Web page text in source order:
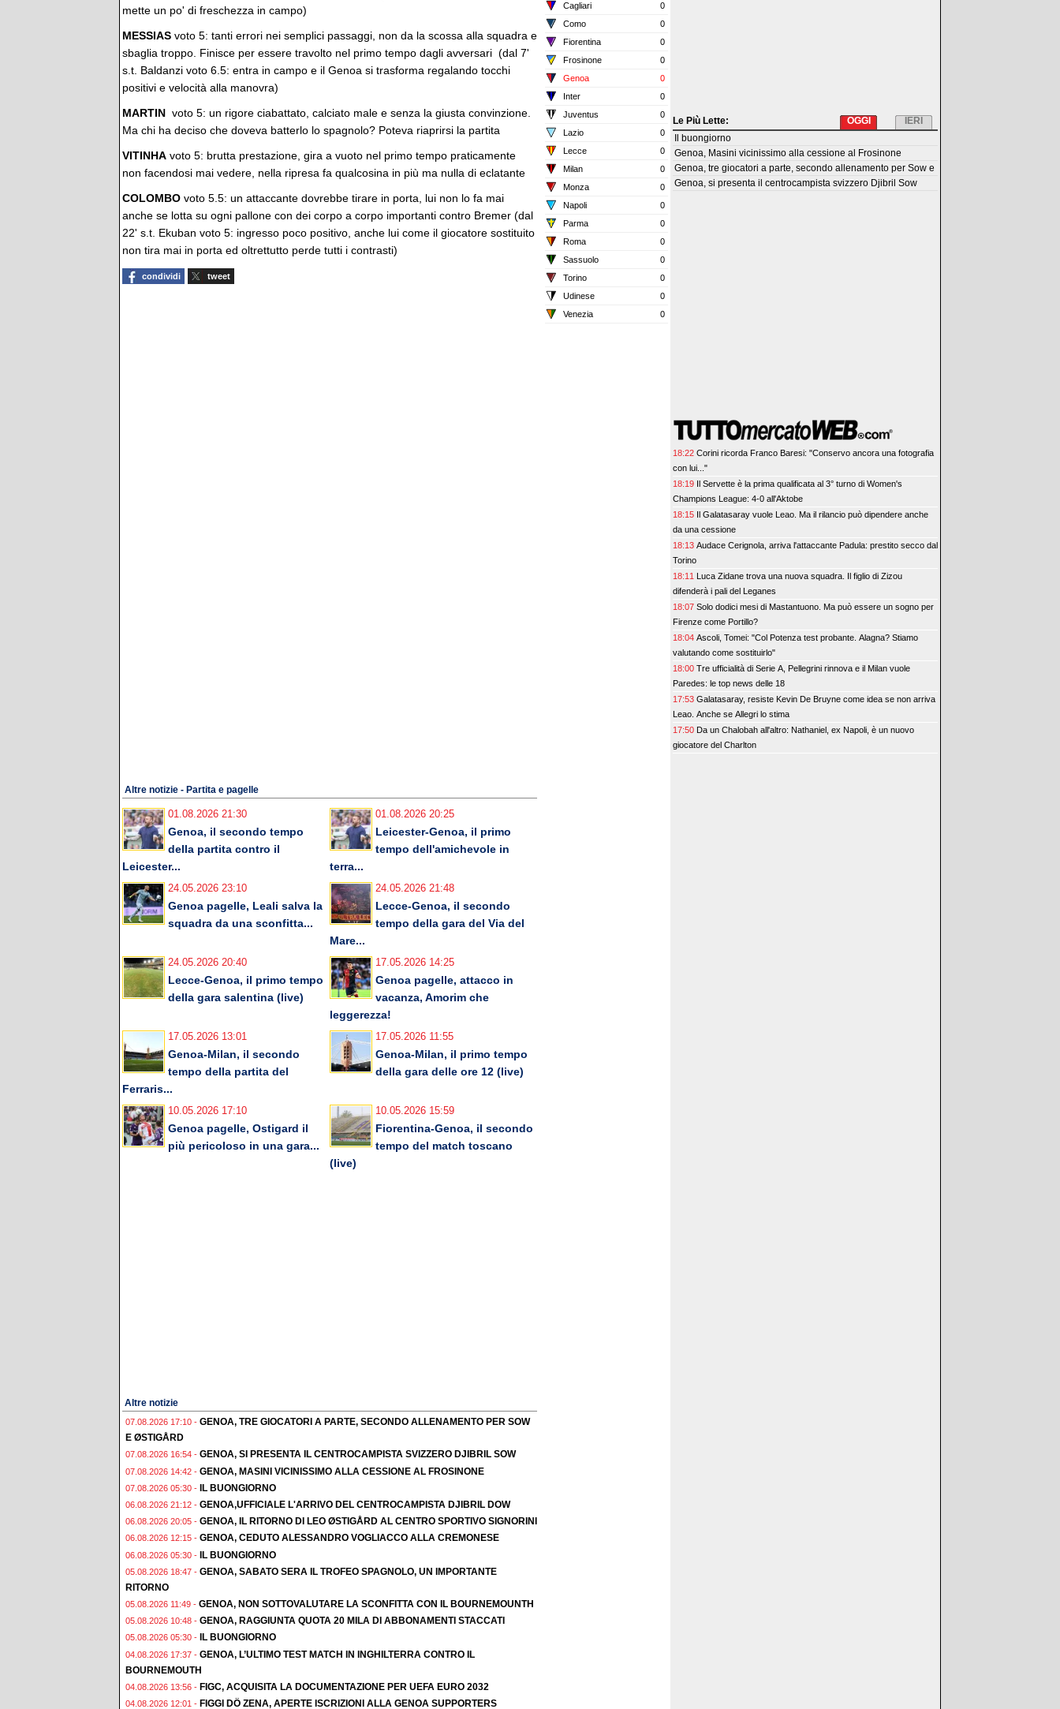
mette un po' di freschezza in campo)
MESSIAS voto 5: tanti errori nei semplici passaggi, non da la scossa alla squadra e
sbaglia troppo. Finisce per essere travolto nel primo tempo dagli avversari (dal 7'
s.t. Baldanzi voto 6.5: entra in campo e il Genoa si trasforma regalando tocchi
positivi e velocità alla manovra)
MARTIN voto 5: un rigore ciabattato, calciato male e senza la giusta convinzione.
Ma chi ha deciso che doveva batterlo lo spagnolo? Poteva riaprirsi la partita
VITINHA voto 5: brutta prestazione, gira a vuoto nel primo tempo praticamente
non facendosi mai vedere, nella ripresa fa qualcosina in più ma nulla di eclatante
COLOMBO voto 5.5: un attaccante dovrebbe tirare in porta, lui non lo fa mai
anche se lotta su ogni pallone con dei corpo a corpo importanti contro Bremer (dal
22' s.t. Ekuban voto 5: ingresso poco positivo, anche lui come il giocatore sostituito
non tira mai in porta ed oltrettutto perde tutti i contrasti)
condividi tweet
Altre notizie - Partita e pagelle
01.08.2026 21:30
Genoa, il secondo tempo
della partita contro il
Leicester...
01.08.2026 20:25
Leicester-Genoa, il primo
tempo dell'amichevole in
terra...
24.05.2026 23:10
Genoa pagelle, Leali salva la
squadra da una sconfitta...
24.05.2026 21:48
Lecce-Genoa, il secondo
tempo della gara del Via del
Mare...
24.05.2026 20:40
Lecce-Genoa, il primo tempo
della gara salentina (live)
17.05.2026 14:25
Genoa pagelle, attacco in
vacanza, Amorim che
leggerezza!
17.05.2026 13:01
Genoa-Milan, il secondo
tempo della partita del
Ferraris...
17.05.2026 11:55
Genoa-Milan, il primo tempo
della gara delle ore 12 (live)
10.05.2026 17:10
Genoa pagelle, Ostigard il
più pericoloso in una gara...
10.05.2026 15:59
Fiorentina-Genoa, il secondo
tempo del match toscano
(live)
Altre notizie
07.08.2026 17:10 - GENOA, TRE GIOCATORI A PARTE, SECONDO ALLENAMENTO PER SOW
E ØSTIGÅRD
07.08.2026 16:54 - GENOA, SI PRESENTA IL CENTROCAMPISTA SVIZZERO DJIBRIL SOW
07.08.2026 14:42 - GENOA, MASINI VICINISSIMO ALLA CESSIONE AL FROSINONE
07.08.2026 05:30 - IL BUONGIORNO
06.08.2026 21:12 - GENOA,UFFICIALE L'ARRIVO DEL CENTROCAMPISTA DJIBRIL DOW
06.08.2026 20:05 - GENOA, IL RITORNO DI LEO ØSTIGÅRD AL CENTRO SPORTIVO SIGNORINI
06.08.2026 12:15 - GENOA, CEDUTO ALESSANDRO VOGLIACCO ALLA CREMONESE
06.08.2026 05:30 - IL BUONGIORNO
05.08.2026 18:47 - GENOA, SABATO SERA IL TROFEO SPAGNOLO, UN IMPORTANTE
RITORNO
05.08.2026 11:49 - GENOA, NON SOTTOVALUTARE LA SCONFITTA CON IL BOURNEMOUNTH
05.08.2026 10:48 - GENOA, RAGGIUNTA QUOTA 20 MILA DI ABBONAMENTI STACCATI
05.08.2026 05:30 - IL BUONGIORNO
04.08.2026 17:37 - GENOA, L’ULTIMO TEST MATCH IN INGHILTERRA CONTRO IL
BOURNEMOUTH
04.08.2026 13:56 - FIGC, ACQUISITA LA DOCUMENTAZIONE PER UEFA EURO 2032
04.08.2026 12:01 - FIGGI DÖ ZENA, APERTE ISCRIZIONI ALLA GENOA SUPPORTERS
Cagliari
0
Como
0
Fiorentina
0
Frosinone
0
Genoa
0
Inter
0
Juventus
0
Lazio
0
Lecce
0
Milan
0
Monza
0
Napoli
0
Parma
0
Roma
0
Sassuolo
0
Torino
0
Udinese
0
Venezia
0
Le Più Lette: IERI
OGGI
Il buongiorno
Genoa, Masini vicinissimo alla cessione al Frosinone
Genoa, tre giocatori a parte, secondo allenamento per Sow e
Genoa, si presenta il centrocampista svizzero Djibril Sow
18:22 Corini ricorda Franco Baresi: "Conservo ancora una fotografia
con lui..."
18:19 Il Servette è la prima qualificata al 3° turno di Women's
Champions League: 4-0 all'Aktobe
18:15 Il Galatasaray vuole Leao. Ma il rilancio può dipendere anche
da una cessione
18:13 Audace Cerignola, arriva l'attaccante Padula: prestito secco dal
Torino
18:11 Luca Zidane trova una nuova squadra. Il figlio di Zizou
difenderà i pali del Leganes
18:07 Solo dodici mesi di Mastantuono. Ma può essere un sogno per
Firenze come Portillo?
18:04 Ascoli, Tomei: "Col Potenza test probante. Alagna? Stiamo
valutando come sostituirlo"
18:00 Tre ufficialità di Serie A, Pellegrini rinnova e il Milan vuole
Paredes: le top news delle 18
17:53 Galatasaray, resiste Kevin De Bruyne come idea se non arriva
Leao. Anche se Allegri lo stima
17:50 Da un Chalobah all'altro: Nathaniel, ex Napoli, è un nuovo
giocatore del Charlton